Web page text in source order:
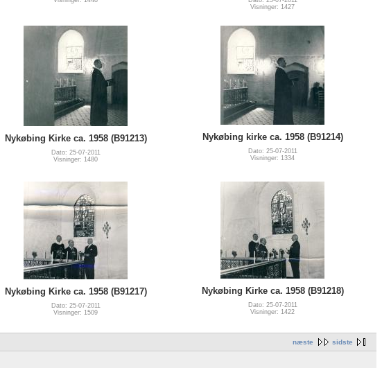
Visninger: 1427
Nykøbing Kirke ca. 1958 (B91213)
Dato: 25-07-2011
Visninger: 1480
Nykøbing kirke ca. 1958 (B91214)
Dato: 25-07-2011
Visninger: 1334
Nykøbing Kirke ca. 1958 (B91217)
Dato: 25-07-2011
Visninger: 1509
Nykøbing Kirke ca. 1958 (B91218)
Dato: 25-07-2011
Visninger: 1422
næste sidste